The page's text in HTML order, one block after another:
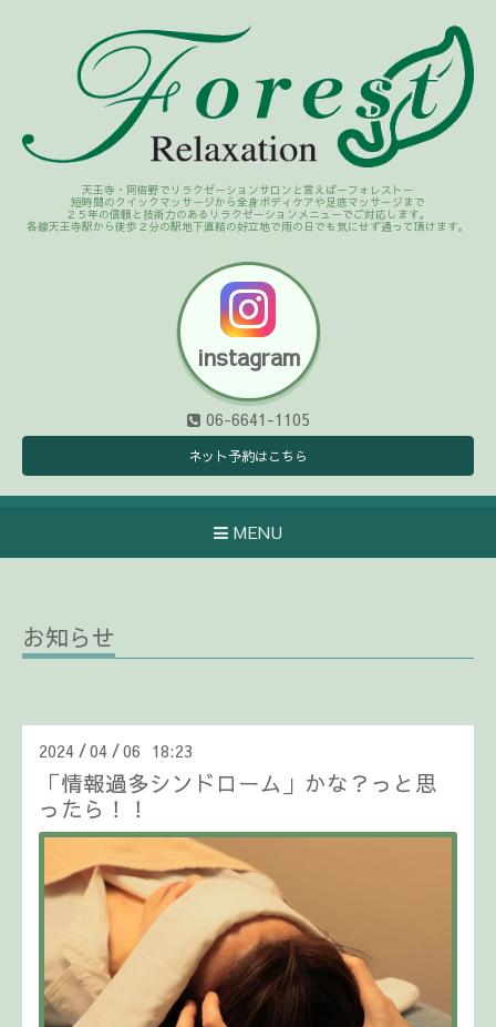
天王寺・阿倍野でリラクゼーションサロンと言えば－フォレスト－
短時間のクイックマッサージから全身ボディケアや足底マッサージまで
２５年の信頼と技術力のあるリラクゼーションメニューでご対応します。
各線天王寺駅から徒歩２分の駅地下直結の好立地で雨の日でも気にせず通って頂けます。
instagram
06-6641-1105
ネット予約はこちら
MENU
お知らせ
2024 /04 /06 18:23
「情報過多シンドローム」かな？っと思
ったら！！